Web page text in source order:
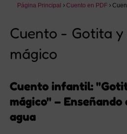
Página Principal Cuento en PDF
Cuento - Gotita
mágico
Cuento infantil:
mágico" –
agua